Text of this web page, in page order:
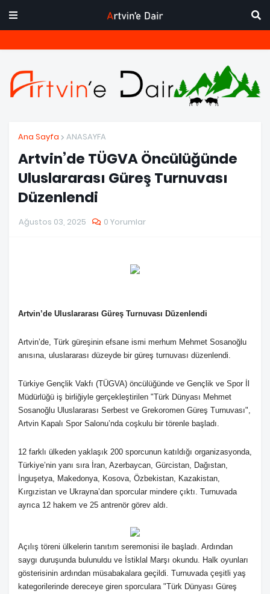
Ana Sayfa ANASAYFA
Artvin’de TÜGVA Öncülüğünde
Uluslararası Güreş Turnuvası
Düzenlendi
Ağustos 03, 2025 0 Yorumlar
Artvin’de Uluslararası Güreş Turnuvası Düzenlendi
Artvin’de, Türk güreşinin efsane ismi merhum Mehmet Sosanoğlu
anısına, uluslararası düzeyde bir güreş turnuvası düzenlendi.
Türkiye Gençlik Vakfı (TÜGVA) öncülüğünde ve Gençlik ve Spor İl
Müdürlüğü iş birliğiyle gerçekleştirilen "Türk Dünyası Mehmet
Sosanoğlu Uluslararası Serbest ve Grekoromen Güreş Turnuvası",
Artvin Kapalı Spor Salonu’nda coşkulu bir törenle başladı.
12 farklı ülkeden yaklaşık 200 sporcunun katıldığı organizasyonda,
Türkiye’nin yanı sıra İran, Azerbaycan, Gürcistan, Dağıstan,
İnguşetya, Makedonya, Kosova, Özbekistan, Kazakistan,
Kırgızistan ve Ukrayna’dan sporcular mindere çıktı. Turnuvada
ayrıca 12 hakem ve 25 antrenör görev aldı.
Açılış töreni ülkelerin tanıtım seremonisi ile başladı. Ardından
saygı duruşunda bulunuldu ve İstiklal Marşı okundu. Halk oyunları
gösterisinin ardından müsabakalara geçildi. Turnuvada çeşitli yaş
kategorilerinde dereceye giren sporculara "Türk Dünyası Güreş